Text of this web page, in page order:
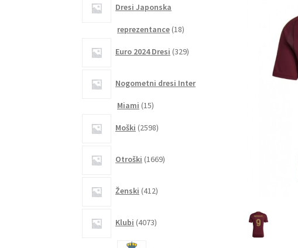
Dresi Japonska
reprezentance 1818
Euro 2024 Dresi 329izdelkov
Nogometni dresi Inter
Miami 1515
Moški 2598izdelkov
Otroški 1669izdelkov
Ženski 412izdelkov
Klubi 4073izdelkov